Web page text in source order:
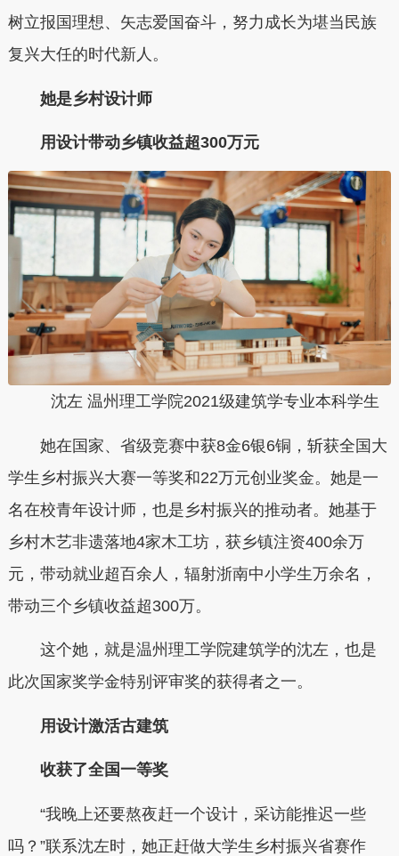
树立报国理想、矢志爱国奋斗，努力成长为堪当民族
复兴大任的时代新人。
她是乡村设计师
用设计带动乡镇收益超300万元
沈左温州理工学院2021级建筑学专业本科学生
她在国家、省级竞赛中获8金6银6铜，斩获全国大
学生乡村振兴大赛一等奖和22万元创业奖金。她是一
名在校青年设计师，也是乡村振兴的推动者。她基于
乡村木艺非遗落地4家木工坊，获乡镇注资400余万
元，带动就业超百余人，辐射浙南中小学生万余名，
带动三个乡镇收益超300万。
这个她，就是温州理工学院建筑学的沈左，也是
此次国家奖学金特别评审奖的获得者之一。
用设计激活古建筑
收获了全国一等奖
“我晚上还要熬夜赶一个设计，采访能推迟一些
吗？”联系沈左时，她正赶做大学生乡村振兴省赛作